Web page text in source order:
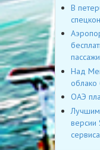
В
Над
облако
ОАЭ
версии